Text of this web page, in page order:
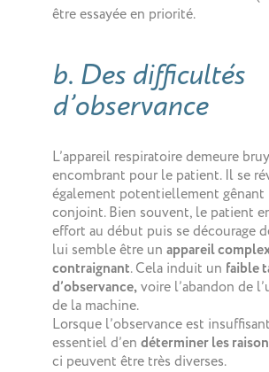
être essayée en priorité.
b. Des difficultés
d’observance
L’appareil respiratoire demeure
encombrant pour le patient. Il se
également potentiellement gênant
conjoint. Bien souvent, le patient
effort au début puis se décourage
lui semble être unappareil
contraignant. Cela induit un faible
d’observance,voire l’abandon de
de la machine.
Lorsque l’observance est
essentiel d’endéterminer les
ci peuvent être très diverses.